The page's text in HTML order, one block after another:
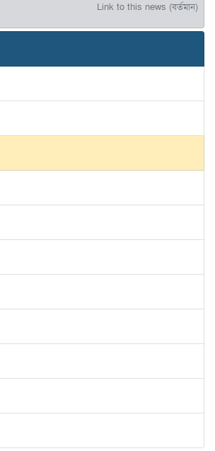
Link to this news (বর্তমান)